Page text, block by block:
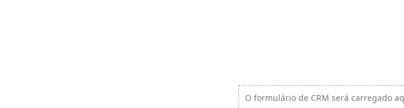
O formulário de CRM será carregado